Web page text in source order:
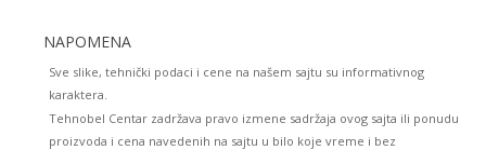
NAPOMENA
Sve slike, tehnički podaci i cene na našem sajtu su informativnog
karaktera.
Tehnobel Centar zadržava pravo izmene sadržaja ovog sajta ili ponudu
proizvoda i cena navedenih na sajtu u bilo koje vreme i bez